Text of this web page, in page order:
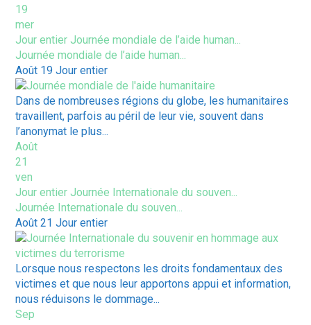
19
mer
Jour entierJournée mondiale de l’aide human...
Journée mondiale de l’aide human...
Août 19Jour entier
Dans de nombreuses régions du globe, les humanitaires
travaillent, parfois au péril de leur vie, souvent dans
l’anonymat le plus...
Août
21
ven
Jour entierJournée Internationale du souven...
Journée Internationale du souven...
Août 21Jour entier
Lorsque nous respectons les droits fondamentaux des
victimes et que nous leur apportons appui et information,
nous réduisons le dommage...
Sep